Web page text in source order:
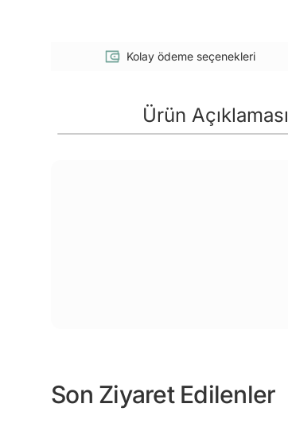
Kolay ödeme seçenekleri
Ürün Açıklaması
Son Ziyaret Edilenler